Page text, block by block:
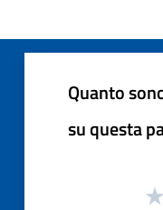
Quanto
su questa